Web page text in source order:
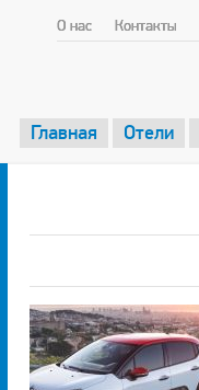
О нас Контакты
Главная Отели